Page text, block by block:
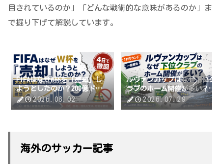
目されているのか」「どんな戦術的な意味があるのか」ま
で掘り下げて解説しています。
FIFAはなぜW杯を「売却」し
ようとしたのか？200億ドル
構想と撤回までを解説
2026.08.02
ルヴァンカップはなぜ下位ク
ラブのホーム開催が多い？大
会方式と番狂わせの仕組みを
解説
2026.07.29
海外のサッカー記事